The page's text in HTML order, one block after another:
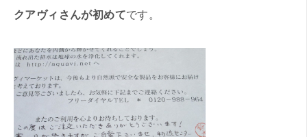
クアヴィさんが初めてです。